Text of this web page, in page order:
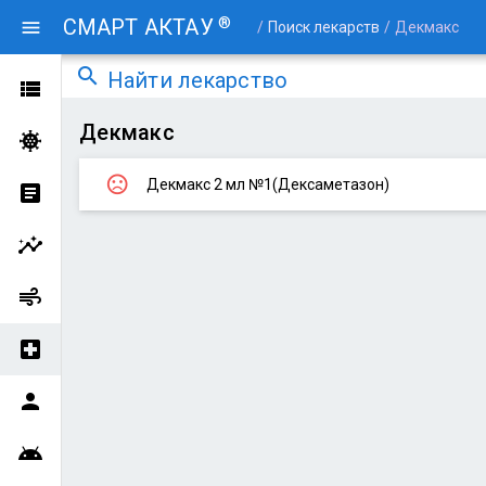
menu СМАРТ АКТАУ ® / Поиск лекарств / Декмакс
view_list
coronavirus
article
insights
air
local_hospital
person
android
search Найти лекарство
Декмакс
sentiment_very_dissatisfied Декмакс 2 мл №1(Дексаметазон)